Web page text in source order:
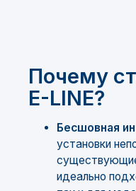
Почему
E-LINE?
Бесшовная
установки
идеально